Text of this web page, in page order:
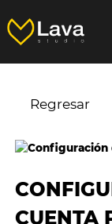
Regresar
CUENTA